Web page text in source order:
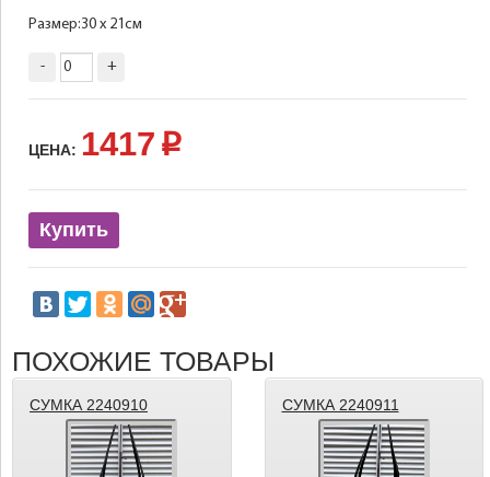
Размер:30 х 21см
- +
ЦЕНА: 1417 p
Купить
ПОХОЖИЕ ТОВАРЫ
СУМКА 2240910 СУМКА 2240911